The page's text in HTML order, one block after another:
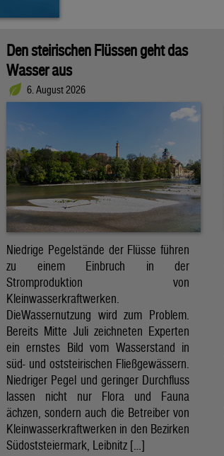
Den steirischen Flüssen geht das
Wasser aus
6. August 2026
Niedrige Pegelstände der Flüsse führen
zu einem Einbruch in der
Stromproduktion von
Kleinwasserkraftwerken.
DieWassernutzung wird zum Problem.
Bereits Mitte Juli zeichneten Experten
ein ernstes Bild vom Wasserstand in
süd- und oststeirischen Fließgewässern.
Niedriger Pegel und geringer Durchfluss
lassen nicht nur Flora und Fauna
ächzen, sondern auch die Betreiber von
Kleinwasserkraftwerken in den Bezirken
Südoststeiermark, Leibnitz […]